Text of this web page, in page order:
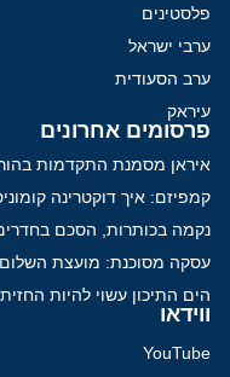
פלסטינים
ערבי ישראל
ערב הסעודית
עיראק
פרסומים אחרונים
איראן מסמנת התקדמות
קמפיזם: איך דוקטרינה
נקמה בכותרות, הסכם
עסקה מסוכנת: מועצת
הים התיכון עשוי להיות
ווידאו
YouTube